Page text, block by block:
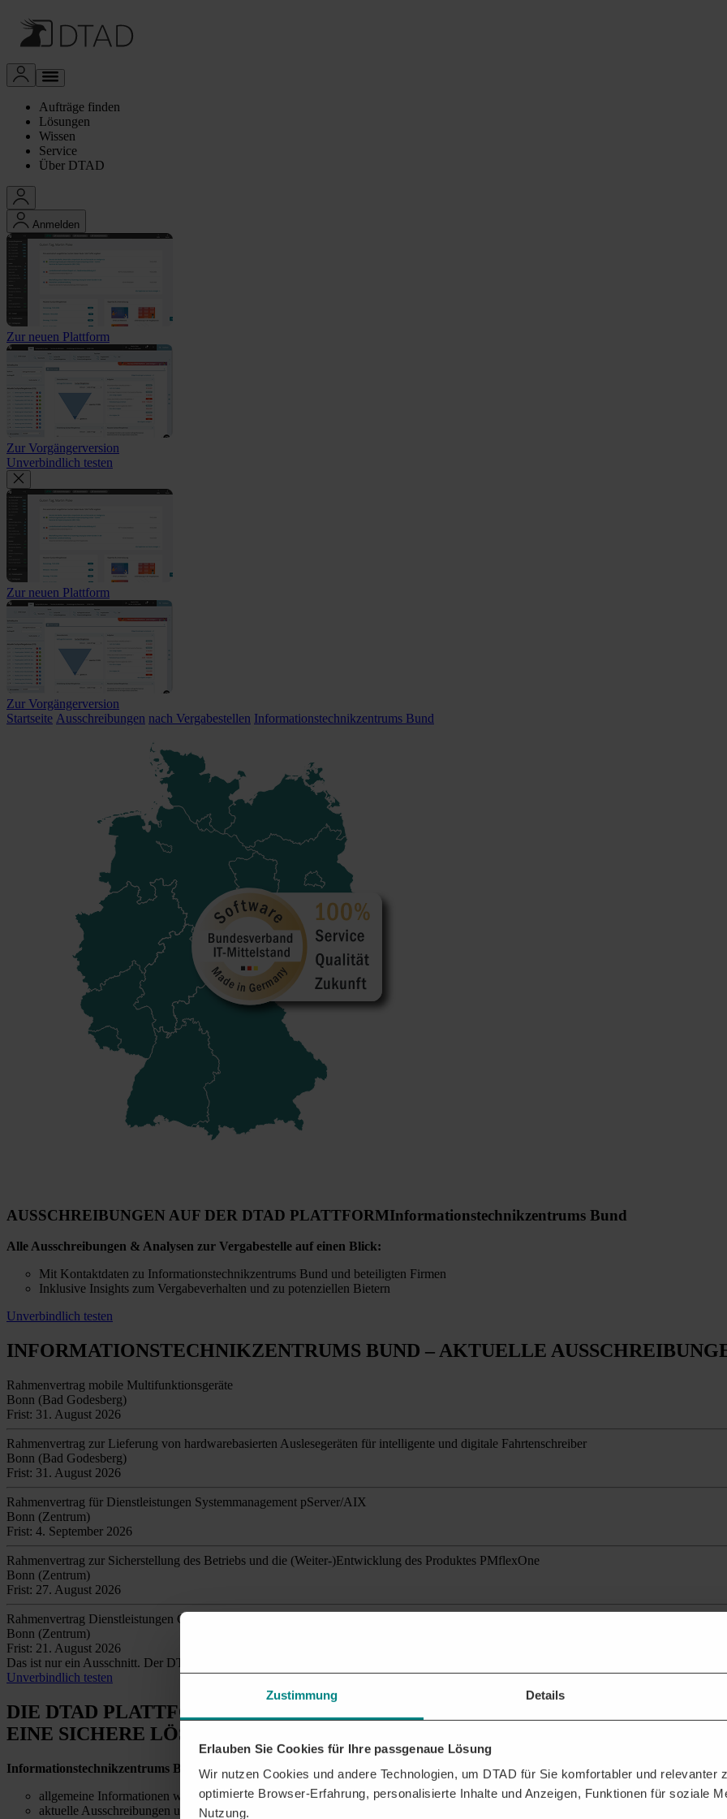
Zustimmung Details
Erlauben Sie Cookies für Ihre passgenaue Lösung
Wir nutzen Cookies und andere Technologien, um DTAD für Sie komfortabler und relevanter
optimierte Browser-Erfahrung, personalisierte Inhalte und Anzeigen, Funktionen für soziale
Nutzung.
Aufträge finden
Lösungen
Wissen
Service
Über DTAD
Anmelden
Zur neuen Plattform
Zur Vorgängerversion
Unverbindlich testen
Zur neuen Plattform
Zur Vorgängerversion
Startseite Ausschreibungen nach Vergabestellen Informationstechnikzentrums Bund
AUSSCHREIBUNGEN AUF DER DTAD PLATTFORMInformationstechnikzentrums Bund
Alle Ausschreibungen & Analysen zur Vergabestelle auf einen Blick:
Mit Kontaktdaten zu Informationstechnikzentrums Bund und beteiligten Firmen
Inklusive Insights zum Vergabeverhalten und zu potenziellen Bietern
Unverbindlich testen
INFORMATIONSTECHNIKZENTRUMS BUND – AKTUELLE
Rahmenvertrag mobile Multifunktionsgeräte
Bonn (Bad Godesberg)
Frist: 31. August 2026
Rahmenvertrag zur Lieferung von hardwarebasierten Auslesegeräten für intelligente und digitale Fahrtenschreiber
Bonn (Bad Godesberg)
Frist: 31. August 2026
Rahmenvertrag für Dienstleistungen Systemmanagement pServer/AIX
Bonn (Zentrum)
Frist: 4. September 2026
Rahmenvertrag zur Sicherstellung des Betriebs und die (Weiter-)Entwicklung des Produktes PMflexOne
Bonn (Zentrum)
Frist: 27. August 2026
Rahmenvertrag Dienstleistungen GSB-Betrieb
Bonn (Zentrum)
Frist: 21. August 2026
Das ist nur ein Ausschnitt. Der DTAD findet täglich
Unverbindlich testen
DIE DTAD PLATTFORM
EINE SICHERE LÖSUNG
Informationstechnikzentrums Bund– Sie möchten alle relevanten Ausschreibungen und Kontaktdaten der Vergabestelle erhalten? Mit
allgemeine Informationen wie Telefonnummern und E-Mail-Adressen,
aktuelle Ausschreibungen und Details zu vergebenen Aufträgen,